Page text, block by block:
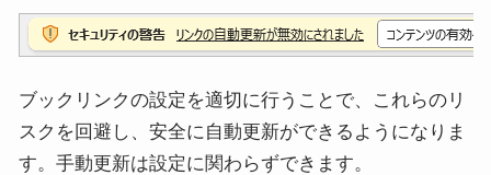
ブックリンクの設定を適切に行うことで、これらのリ
スクを回避し、安全に自動更新ができるようになりま
す。手動更新は設定に関わらずできます。